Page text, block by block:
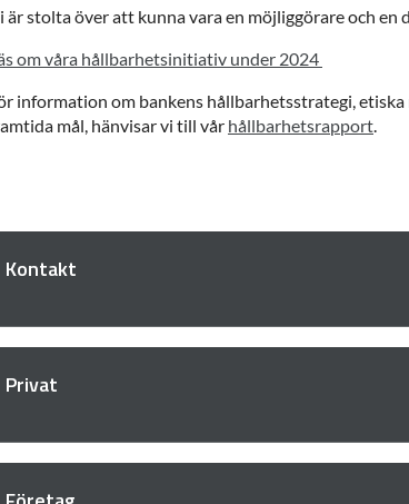
är stolta över att kunna vara en möjliggörare och en
om våra hållbarhetsinitiativ under 2024
information om bankens hållbarhetsstrategi,
mål, hänvisar vi till vår hållbarhetsrapport
Kontakt
Privat